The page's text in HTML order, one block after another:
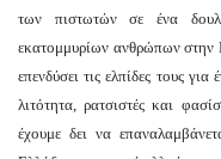
των πιστωτών σε ένα
εκατομμυρίων ανθρώπων στην
επενδύσει τις ελπίδες τους
λιτότητα, ρατσιστές και
έχουμε δει να